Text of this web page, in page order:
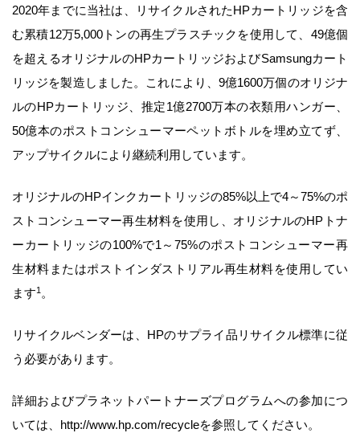
2020年までに当社は、リサイクルされたHPカートリッジを含
む累積12万5,000 トンの再生プラスチックを使用して、 49億個
を超えるオリジナルのHPカートリッジおよびSamsungカート
リッジを製造しました。これにより、 9億1600万個のオリジナ
ルのHPカートリッジ、推定1億2700万本の衣類用ハンガー、
50億本のポストコンシューマーペットボトルを埋め立てず、
アップサイクルにより継続利用しています。
オリジナルのHPインクカートリッジの85%以上で4～75%のポ
ストコンシューマー再生材料を使用し、オリジナルのHP トナ
ーカートリッジの100%で1 ～75%のポストコンシューマー再
生材料またはポストインダストリアル再生材料を使用してい
ます1 。
リサイクルベンダーは、 HPのサプライ品リサイクル標準に従
う必要があります。
詳細およびプラネットパートナーズプログラムへの参加につ
いては、 http://www.hp.com/recycleを参照してください。